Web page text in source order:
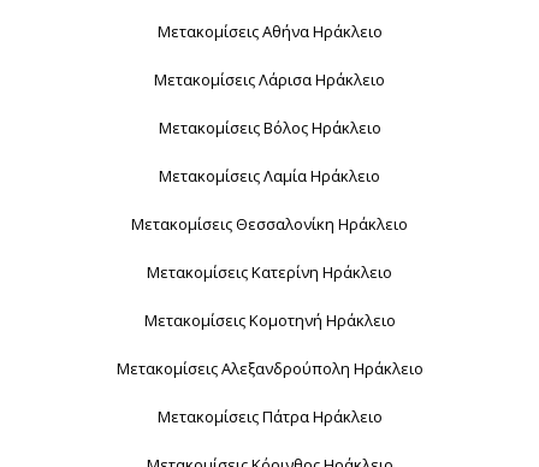
Μετακομίσεις Αθήνα Ηράκλειο
Μετακομίσεις Λάρισα Ηράκλειο
Μετακομίσεις Βόλος Ηράκλειο
Μετακομίσεις Λαμία Ηράκλειο
Μετακομίσεις Θεσσαλονίκη Ηράκλειο
Μετακομίσεις Κατερίνη Ηράκλειο
Μετακομίσεις Κομοτηνή Ηράκλειο
Μετακομίσεις Αλεξανδρούπολη Ηράκλειο
Μετακομίσεις Πάτρα Ηράκλειο